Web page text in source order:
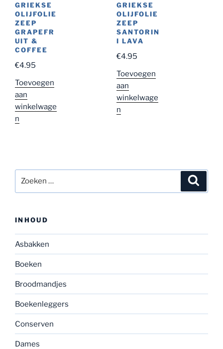
GRIEKSE
OLIJFOLIE
ZEEP
GRAPEFR
UIT &
COFFEE
€4.95
Toevoegen
aan
winkelwage
n
GRIEKSE
OLIJFOLIE
ZEEP
SANTORIN
I LAVA
€4.95
Toevoegen
aan
winkelwage
n
naar:
INHOUD
Asbakken
Boeken
Broodmandjes
Boekenleggers
Conserven
Dames